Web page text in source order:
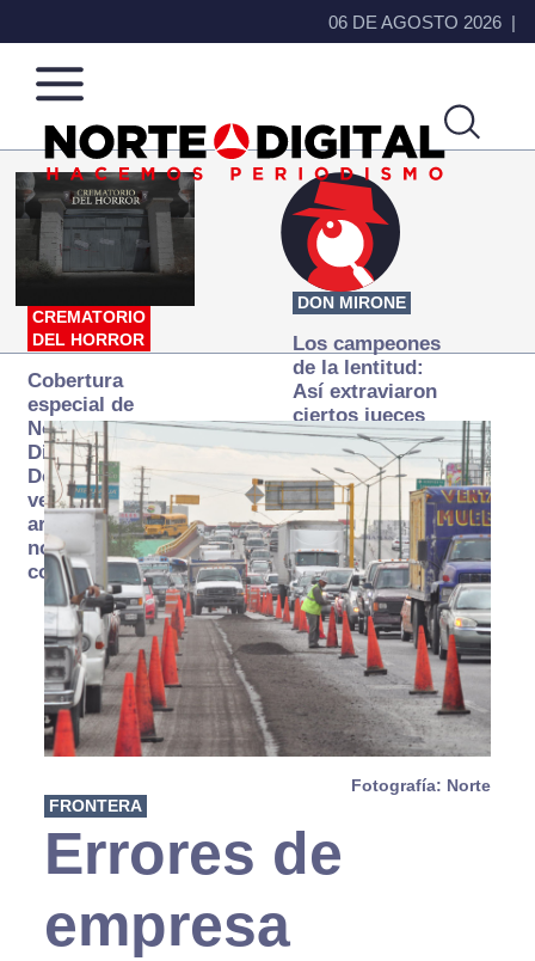
06 DE AGOSTO 2026
Norte
de
Ciudad
Más
que
noticias,
hacemos periodismo
CREMATORIO
DEL HORROR
Cobertura
especial de
Norte
Digital:
Donde la
verdad
arde… pero
no se
consume
DON MIRONE
Los campeones
de la lentitud:
Así extraviaron
ciertos jueces
la justicia
expedita
Fotografía: Norte
FRONTERA
Errores de
empresa